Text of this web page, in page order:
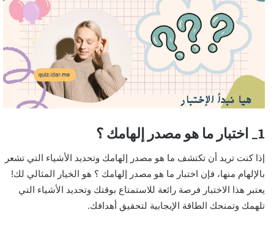
1_ اختبار ما هو مصدر إلهامك ؟
إذا كنت تريد أن تكتشف ما هو مصدر إلهامك وتحديد الأشياء التي تشعر
بالإلهام منها، فإن اختبار ما هو مصدر إلهامك ؟ هو الخيار المثالي لك!
يعتبر هذا الاختبار فرصة رائعة للاستمتاع بوقتك وتحديد الأشياء التي
تلهمك وتمنحك الطاقة الإيجابية لتحقيق أهدافك.